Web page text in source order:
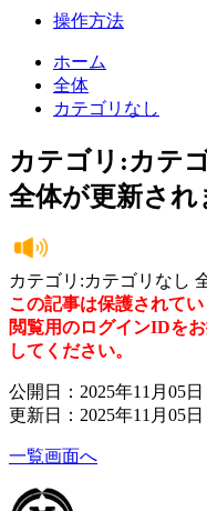
操作方法
ホーム
全体
カテゴリなし
カテゴリ:カテ
全体が更新され
カテゴリ:カテゴリなし
この記事は保護されてい
閲覧用のログインIDをお
してください。
公開日：2025年11月05日
更新日：2025年11月05日
一覧画面へ